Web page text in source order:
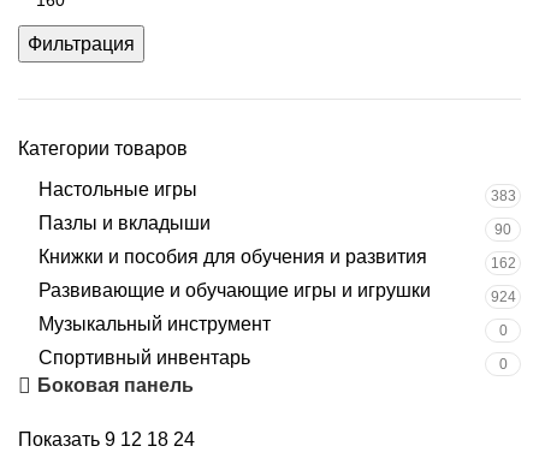
Фильтрация
Категории товаров
Настольные игры
383
Пазлы и вкладыши 90
Книжки и пособия для обучения и развития 162
Развивающие и обучающие игры и игрушки 924
Музыкальный инструмент 0
Спортивный инвентарь 0
Боковая панель
Показать 9 12 18 24